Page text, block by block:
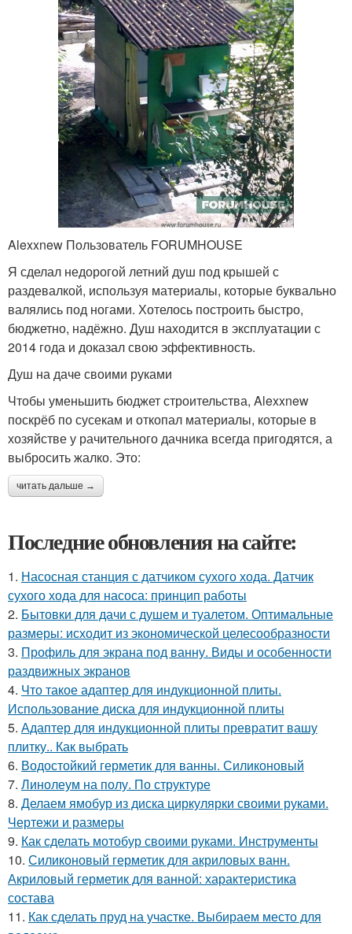
Alexxnew Пользователь FORUMHOUSE
Я сделал недорогой летний душ под крышей с
раздевалкой, используя материалы, которые буквально
валялись под ногами. Хотелось построить быстро,
бюджетно, надёжно. Душ находится в эксплуатации с
2014 года и доказал свою эффективность.
Душ на даче своими руками
Чтобы уменьшить бюджет строительства, Alexxnew
поскрёб по сусекам и откопал материалы, которые в
хозяйстве у рачительного дачника всегда пригодятся, а
выбросить жалко. Это:
читать дальше →
Последние обновления на сайте:
1. Насосная станция с датчиком сухого хода. Датчик
сухого хода для насоса: принцип работы
2. Бытовки для дачи с душем и туалетом. Оптимальные
размеры: исходит из экономической целесообразности
3. Профиль для экрана под ванну. Виды и особенности
раздвижных экранов
4. Что такое адаптер для индукционной плиты.
Использование диска для индукционной плиты
5. Адаптер для индукционной плиты превратит вашу
плитку.. Как выбрать
6. Водостойкий герметик для ванны. Силиконовый
7. Линолеум на полу. По структуре
8. Делаем ямобур из диска циркулярки своими руками.
Чертежи и размеры
9. Как сделать мотобур своими руками. Инструменты
10. Силиконовый герметик для акриловых ванн.
Акриловый герметик для ванной: характеристика
состава
11. Как сделать пруд на участке. Выбираем место для